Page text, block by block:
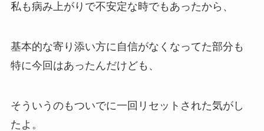
私も病み上がりで不安定な時でもあったから、
基本的な寄り添い方に自信がなくなってた部分も
特に今回はあったんだけども、
そういうのもついでに一回リセットされた気がし
たよ。